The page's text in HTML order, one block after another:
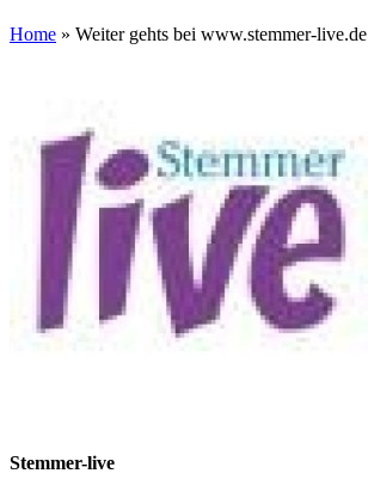
Home » Weiter gehts bei www.stemmer-live.de
Stemmer-live